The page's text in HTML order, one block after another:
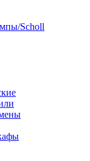
Scholl